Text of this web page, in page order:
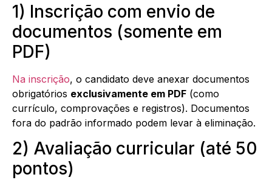
1) Inscrição com envio de
documentos (somente em
PDF)
Na inscrição, o candidato deve anexar documentos
obrigatórios exclusivamente em PDF (como
currículo, comprovações e registros). Documentos
fora do padrão informado podem levar à eliminação.
2) Avaliação curricular (até 50
pontos)